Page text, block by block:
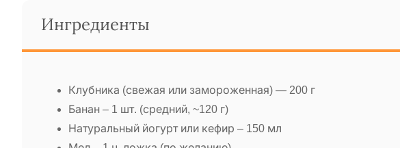
Ингредиенты
Клубника (свежая или замороженная) — 200 г
Банан – 1 шт. (средний, ~120 г)
Натуральный йогурт или кефир – 150 мл